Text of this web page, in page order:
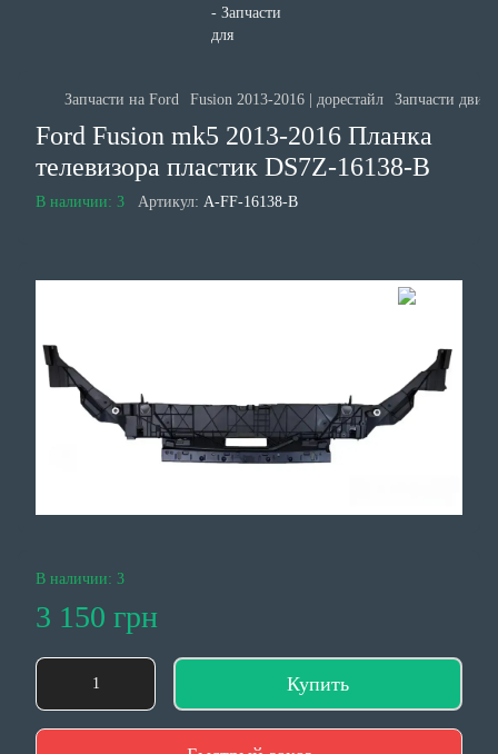
Запчасти на Ford Fusion 2013-2016 | дорестайл Запчасти
Ford Fusion mk5 2013-2016 Планка
телевизора пластик DS7Z-16138-B
В наличии: 3 Артикул: A-FF-16138-B
В наличии: 3
3 150 грн
Купить